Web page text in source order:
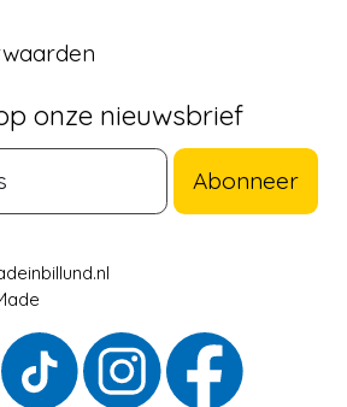
onze nieuwsbrief
Abonneer